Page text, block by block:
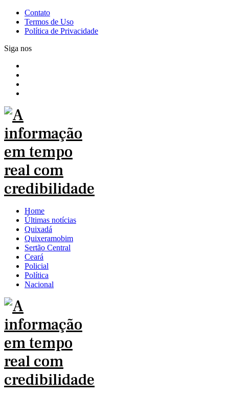
Contato
Termos de Uso
Política de Privacidade
Siga nos
Home
Últimas notícias
Quixadá
Quixeramobim
Sertão Central
Ceará
Policial
Política
Nacional